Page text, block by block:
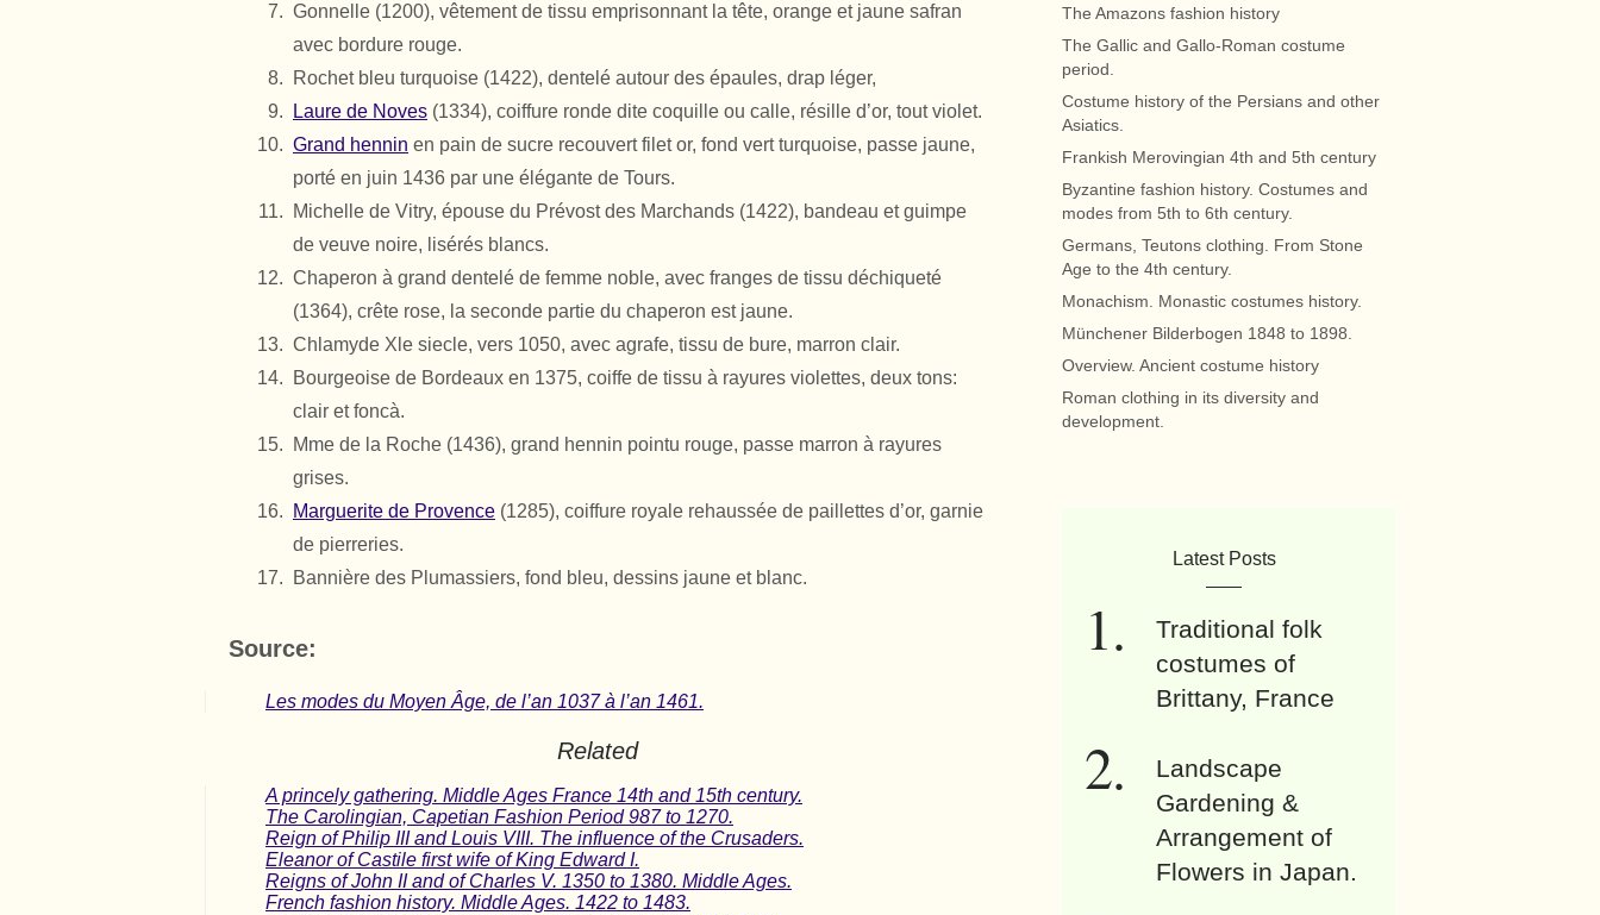
Gonnelle (1200), vêtement de tissu emprisonnant la tête, orange et jaune safran
avec bordure rouge.
Rochet bleu turquoise (1422), dentelé autour des épaules, drap léger,
Laure de Noves (1334), coiffure ronde dite coquille ou calle, résille d’or, tout violet.
Grand hennin en pain de sucre recouvert filet or, fond vert turquoise, passe jaune,
porté en juin 1436 par une élégante de Tours.
Michelle de Vitry, épouse du Prévost des Marchands (1422), bandeau et guimpe
de veuve noire, lisérés blancs.
Chaperon à grand dentelé de femme noble, avec franges de tissu déchiqueté
(1364), crête rose, la seconde partie du chaperon est jaune.
Chlamyde Xle siecle, vers 1050, avec agrafe, tissu de bure, marron clair.
Bourgeoise de Bordeaux en 1375, coiffe de tissu à rayures violettes, deux tons:
clair et foncà.
Mme de la Roche (1436), grand hennin pointu rouge, passe marron à rayures
grises.
Marguerite de Provence (1285), coiffure royale rehaussée de paillettes d’or, garnie
de pierreries.
Bannière des Plumassiers, fond bleu, dessins jaune et blanc.
Source:
Les modes du Moyen Âge, de l’an 1037 à l’an 1461.
Related
A princely gathering. Middle Ages France 14th and 15th century.
The Carolingian, Capetian Fashion Period 987 to 1270.
Reign of Philip III and Louis VIII. The influence of the Crusaders.
Eleanor of Castile first wife of King Edward I.
Reigns of John II and of Charles V. 1350 to 1380. Middle Ages.
French fashion history. Middle Ages. 1422 to 1483.
The Amazons fashion history
The Gallic and Gallo-Roman costume
period.
Costume history of the Persians and other
Asiatics.
Frankish Merovingian 4th and 5th century
Byzantine fashion history. Costumes and
modes from 5th to 6th century.
Germans, Teutons clothing. From Stone
Age to the 4th century.
Monachism. Monastic costumes history.
Münchener Bilderbogen 1848 to 1898.
Overview. Ancient costume history
Roman clothing in its diversity and
development.
Latest Posts
Traditional folk
costumes of
Brittany, France
Landscape
Gardening &
Arrangement of
Flowers in Japan.